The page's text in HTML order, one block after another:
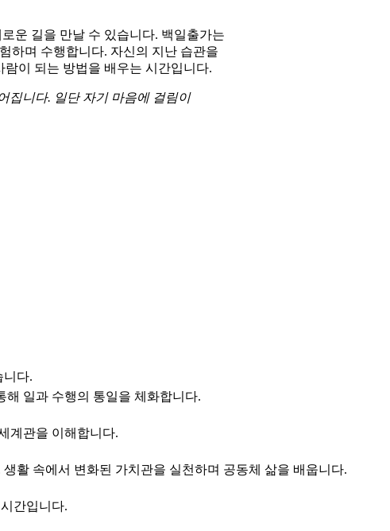
운 길을 만날 수 있습니다. 백일출가는
하며 수행합니다. 자신의 지난 습관을
이 되는 방법을 배우는 시간입니다.
집니다. 일단 자기 마음에 걸림이
니다.
일과 수행의 통일을 체화합니다.
계관을 이해합니다.
활 속에서 변화된 가치관을 실천하며 공동체 삶을 배웁니다.
간입니다.